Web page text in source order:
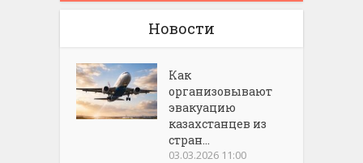
Новости
Как
организовывают
эвакуацию
казахстанцев из
стран...
03.03.2026 11:00